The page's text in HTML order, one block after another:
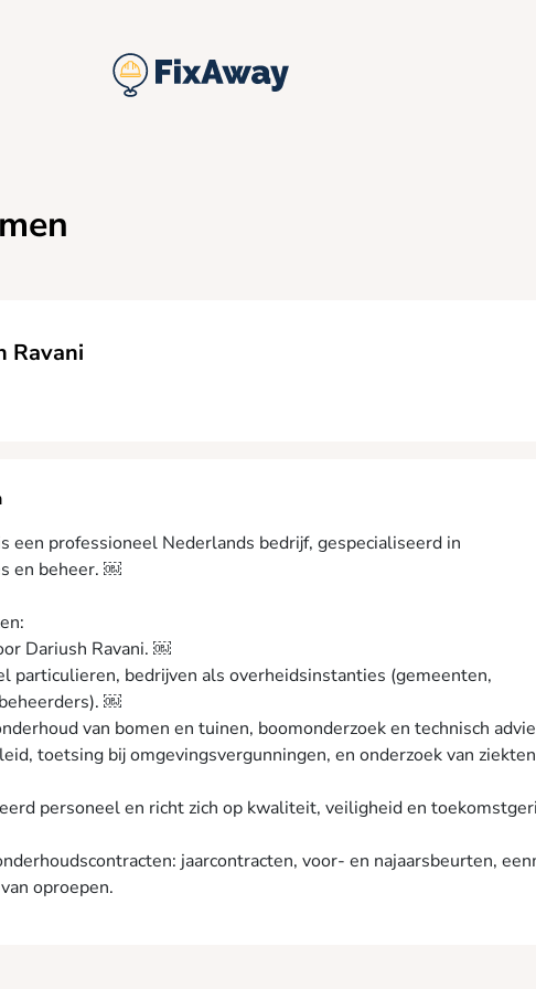
Ravani
een professioneel Nederlands bedrijf, gespecialiseerd in
en beheer. ￼
Dariush Ravani. ￼
particulieren, bedrijven als overheidsinstanties (gemeenten,
￼
van bomen en tuinen, boomonderzoek en technisch
toetsing bij omgevingsvergunningen, en onderzoek van
personeel en richt zich op kwaliteit, veiligheid en
jaarcontracten, voor- en najaarsbeurten,
oproepen.